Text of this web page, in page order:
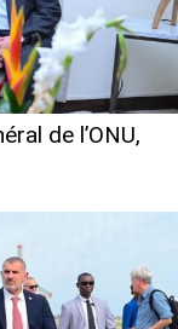
de l’ONU,